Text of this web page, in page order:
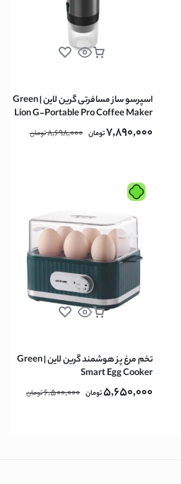
اسپرسو ساز مسافرتی گرین لاین | Green
Lion G-Portable Pro Coffee Maker
60ml – Black
7,890,000تومان 8,698,000تومان
تخم مرغ پز هوشمند گرین لاین | Green
Smart Egg Cooker
5,650,000تومان 6,500,000تومان